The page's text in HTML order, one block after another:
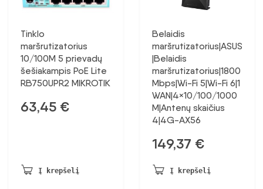
Tinklo
maršrutizatorius
10/100M 5 prievadų
šešiakampis PoE Lite
RB750UPR2 MIKROTIK
63,45 €
Į krepšelį
Belaidis
maršrutizatorius|ASUS
|Belaidis
maršrutizatorius|1800
Mbps|Wi-Fi 5|Wi-Fi 6|1
WAN|4×10/100/1000
M|Antenų skaičius
4|4G-AX56
149,37 €
Į krepšelį